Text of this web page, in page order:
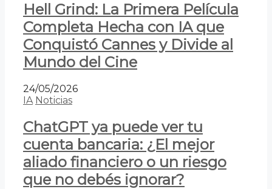
Hell Grind: La Primera Película
Completa Hecha con IA que
Conquistó Cannes y Divide al
Mundo del Cine
24/05/2026
IA Noticias
ChatGPT ya puede ver tu
cuenta bancaria: ¿El mejor
aliado financiero o un riesgo
que no debés ignorar?